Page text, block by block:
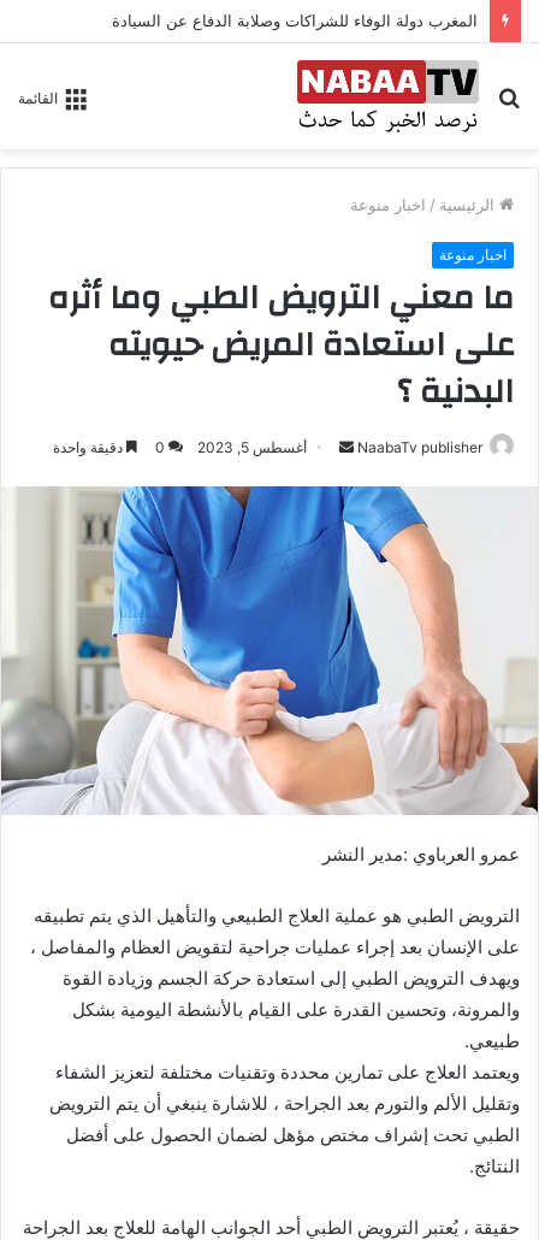
المغرب دولة الوفاء للشراكات وصلابة الدفاع عن السيادة
القائمة
بحث
عن
الرئيسية / اخبار منوعة
اخبار منوعة
ما معني الترويض الطبي وما أثره
على استعادة المريض حيويته
البدنية ؟
NaabaTv publisher
ل
ر
د
ل
و
ي
أغسطس 5, 2023 0 دقيقة واحدة
عمرو العرباوي :مدير النشر
الترويض الطبي هو عملية العلاج الطبيعي والتأهيل الذي يتم تطبيقه
على الإنسان بعد إجراء عمليات جراحية لتقويض العظام والمفاصل ،
ويهدف الترويض الطبي إلى استعادة حركة الجسم وزيادة القوة
والمرونة، وتحسين القدرة على القيام بالأنشطة اليومية بشكل
طبيعي.
ويعتمد العلاج على تمارين محددة وتقنيات مختلفة لتعزيز الشفاء
وتقليل الألم والتورم بعد الجراحة ، للاشارة ينبغي أن يتم الترويض
الطبي تحت إشراف مختص مؤهل لضمان الحصول على أفضل
النتائج.
حقيقة ، يُعتبر الترويض الطبي أحد الجوانب الهامة للعلاج بعد الجراحة